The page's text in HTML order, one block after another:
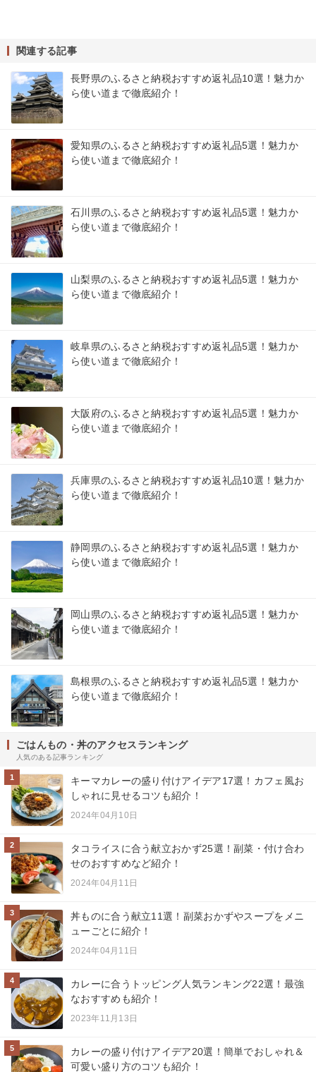
関連する記事
長野県のふるさと納税おすすめ返礼品10選！魅力か
ら使い道まで徹底紹介！
愛知県のふるさと納税おすすめ返礼品5選！魅力か
ら使い道まで徹底紹介！
石川県のふるさと納税おすすめ返礼品5選！魅力か
ら使い道まで徹底紹介！
山梨県のふるさと納税おすすめ返礼品5選！魅力か
ら使い道まで徹底紹介！
岐阜県のふるさと納税おすすめ返礼品5選！魅力か
ら使い道まで徹底紹介！
大阪府のふるさと納税おすすめ返礼品5選！魅力か
ら使い道まで徹底紹介！
兵庫県のふるさと納税おすすめ返礼品10選！魅力か
ら使い道まで徹底紹介！
静岡県のふるさと納税おすすめ返礼品5選！魅力か
ら使い道まで徹底紹介！
岡山県のふるさと納税おすすめ返礼品5選！魅力か
ら使い道まで徹底紹介！
島根県のふるさと納税おすすめ返礼品5選！魅力か
ら使い道まで徹底紹介！
ごはんもの・丼のアクセスランキング
人気のある記事ランキング
1
キーマカレーの盛り付けアイデア17選！カフェ風お
しゃれに見せるコツも紹介！
2024年04月10日
2
タコライスに合う献立おかず25選！副菜・付け合わ
せのおすすめなど紹介！
2024年04月11日
3
丼ものに合う献立11選！副菜おかずやスープをメニ
ューごとに紹介！
2024年04月11日
4
カレーに合うトッピング人気ランキング22選！最強
なおすすめも紹介！
2023年11月13日
5
カレーの盛り付けアイデア20選！簡単でおしゃれ＆
可愛い盛り方のコツも紹介！